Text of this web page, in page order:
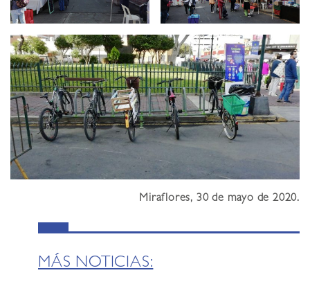
Miraflores, 30 de mayo de 2020.
MÁS NOTICIAS: